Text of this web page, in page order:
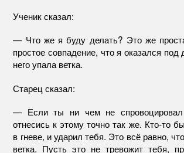
Ученик сказал:
— Что же я буду делать? Это же
простое совпадение, что я оказался под
него упала ветка.
Старец сказал:
— Если ты ни чем не спровоцировал
отнесись к этому точно так же. Кто-то
в гневе, и ударил тебя. Это всё равно,
ветка. Пусть это не тревожит тебя,